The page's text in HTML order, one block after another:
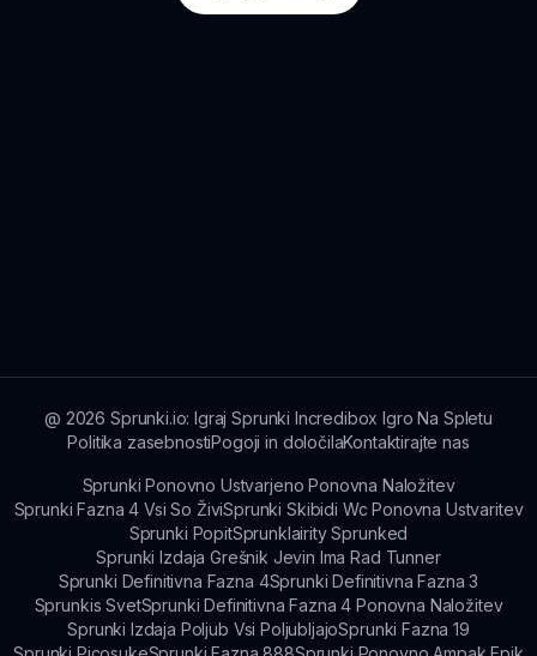
@ 2026 Sprunki.io: Igraj Sprunki Incredibox Igro Na Spletu
Politika zasebnostiPogoji in določilaKontaktirajte nas
Sprunki Ponovno Ustvarjeno Ponovna Naložitev
Sprunki Fazna 4 Vsi So ŽiviSprunki Skibidi Wc Ponovna Ustvaritev
Sprunki PopitSprunklairity Sprunked
Sprunki Izdaja Grešnik Jevin Ima Rad Tunner
Sprunki Definitivna Fazna 4Sprunki Definitivna Fazna 3
Sprunkis SvetSprunki Definitivna Fazna 4 Ponovna Naložitev
Sprunki Izdaja Poljub Vsi PoljubljajoSprunki Fazna 19